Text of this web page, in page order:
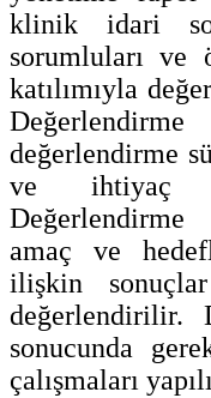
klinik idari
sorumluları ve
katılımıyla
değerlendirme
ve ihtiyaç
Değerlendirme
amaç ve
ilişkin
değerlendirilir.
sonucunda
çalışmaları